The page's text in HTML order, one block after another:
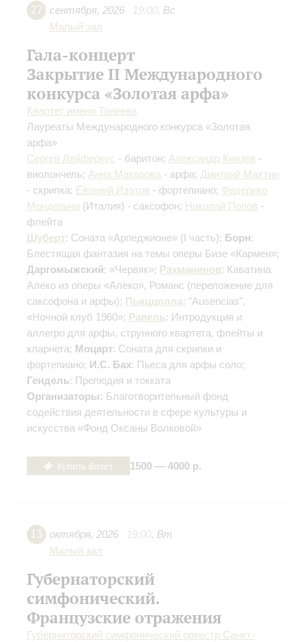
27 сентября, 2026 19:00, Вс
Малый зал
Гала-концерт
Закрытие II Международного
конкурса «Золотая арфа»
Квартет имени Танеева
Лауреаты Международного конкурса «Золотая
арфа»
Сергей Лейферкус - баритон; Александр Князев -
виолончель; Анна Макарова - арфа; Дмитрий Махтин
- скрипка; Евгений Изотов - фортепиано; Федерико
Мондельчи (Италия) - саксофон; Николай Попов -
флейта
Шуберт: Соната «Арпеджионе» (I часть); Борн:
Блестящая фантазия на темы оперы Бизе «Кармен»;
Даргомыжский: «Червяк»; Рахманинов: Каватина
Алеко из оперы «Алеко», Романс (переложение для
саксофона и арфы); Пьяццолла: "Ausencias",
«Ночной клуб 1960»; Равель: Интродукция и
аллегро для арфы, струнного квартета, флейты и
кларнета; Моцарт: Соната для скрипки и
фортепиано; И.С. Бах: Пьеса для арфы соло;
Гендель: Прелюдия и токката
Организаторы: Благотворительный фонд
содействия деятельности в сфере культуры и
искусства «Фонд Оксаны Волковой»
Купить билет 1500 — 4000 р.
13 октября, 2026 19:00, Вт
Малый зал
Губернаторский
симфонический.
Французские отражения
Губернаторский симфонический оркестр Санкт-